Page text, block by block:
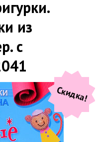
из
с
Скидка!